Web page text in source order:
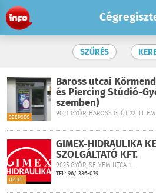
SZŰRÉS
SZÉPSÉG
Baross utcai
és Piercing Stúdió-
szemben)
9021 GYŐR, BAROSS G. ÚT 22. III.
ÜZLETI
GIMEX-HIDRAULIKA
SZOLGÁLTATÓ KFT.
9025 GYŐR, SELYEM UTCA 1.
TEL: 96/ 336-079